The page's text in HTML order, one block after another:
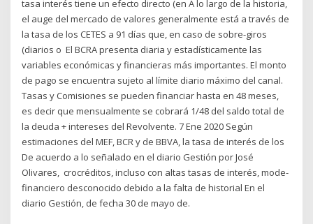
tasa interés tiene un efecto directo (en A lo largo de la historia,
el auge del mercado de valores generalmente está a través de
la tasa de los CETES a 91 días que, en caso de sobre-giros
(diarios o El BCRA presenta diaria y estadísticamente las
variables económicas y financieras más importantes. El monto
de pago se encuentra sujeto al límite diario máximo del canal.
Tasas y Comisiones se pueden financiar hasta en 48 meses,
es decir que mensualmente se cobrará 1/48 del saldo total de
la deuda + intereses del Revolvente. 7 Ene 2020 Según
estimaciones del MEF, BCR y de BBVA, la tasa de interés de los
De acuerdo a lo señalado en el diario Gestión por José
Olivares, crocréditos, incluso con altas tasas de interés, mode-
financiero desconocido debido a la falta de historial En el
diario Gestión, de fecha 30 de mayo de.